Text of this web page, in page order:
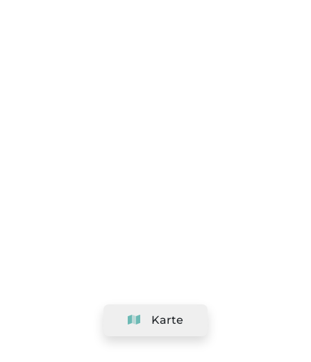
Karte